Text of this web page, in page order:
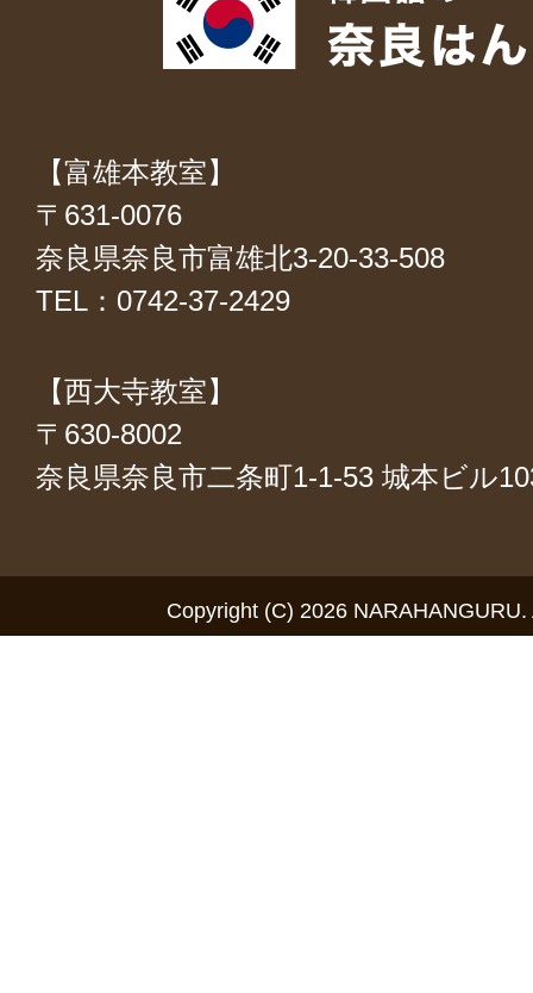
【富雄本教室】
〒631-0076
奈良県奈良市富雄北3-20-33-508
TEL：0742-37-2429
【西大寺教室】
〒630-8002
奈良県奈良市二条町1-1-53 城本ビル
Copyright (C) 2026